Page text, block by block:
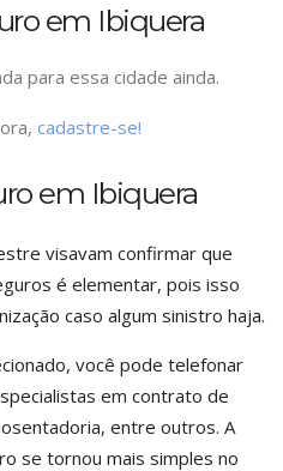
em Ibiquera
para essa cidade ainda.
cadastre-se!
em Ibiquera
visavam confirmar que
é elementar, pois isso
caso algum sinistro haja.
você pode telefonar
em contrato de
entre outros. A
se tornou mais simples no